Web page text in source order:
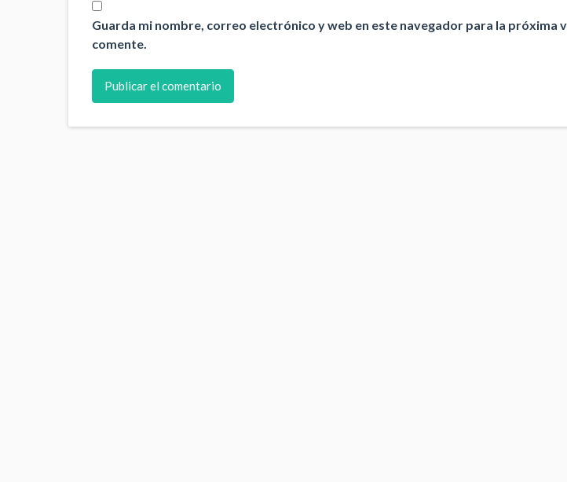
Guarda mi nombre, correo electrónico y web en este navegador para la próxima
comente.